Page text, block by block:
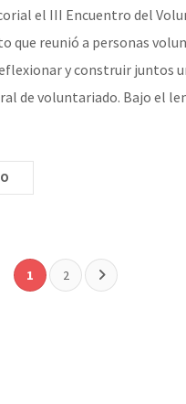
el III Encuentro del
que reunió a personas
y construir juntos
de voluntariado. Bajo el
1 2